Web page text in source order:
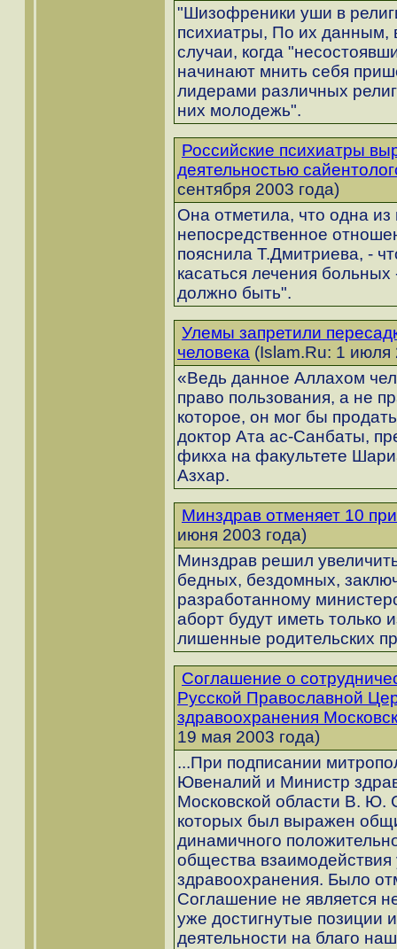
"Шизофреники уши в
психиатры, По их данным,
случаи, когда
начинают мнить себя
лидерами различных
них молодежь".
Российские психиатры
деятельностью
сентября 2003 года)
Она отметила, что одна
непосредственное
пояснила Т.Дмитриева, -
касаться лечения больных
должно быть".
Улемы запретили
человека (Islam.Ru: 1 июля
«Ведь данное Аллахом
право пользования, а не
которое, он мог бы
доктор Ата ас-Санбаты,
фикха на факультете
Азхар.
Минздрав отменяет 10
июня 2003 года)
Минздрав решил
бедных, бездомных,
разработанному
аборт будут иметь только
лишенные родительских
Соглашение о
Русской Православной
здравоохранения
19 мая 2003 года)
...При подписании
Ювеналий и Министр
Московской области В. Ю.
которых был выражен
динамичного
общества
здравоохранения. Было
Соглашение не является
уже достигнутые позиции
деятельности на благо